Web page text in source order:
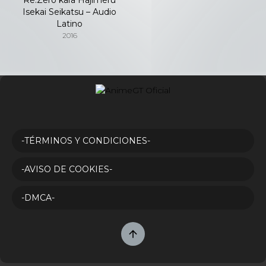
Isekai Seikatsu – Audio
Latino
2016
-TÉRMINOS Y CONDICIONES-
-AVISO DE COOKIES-
-DMCA-